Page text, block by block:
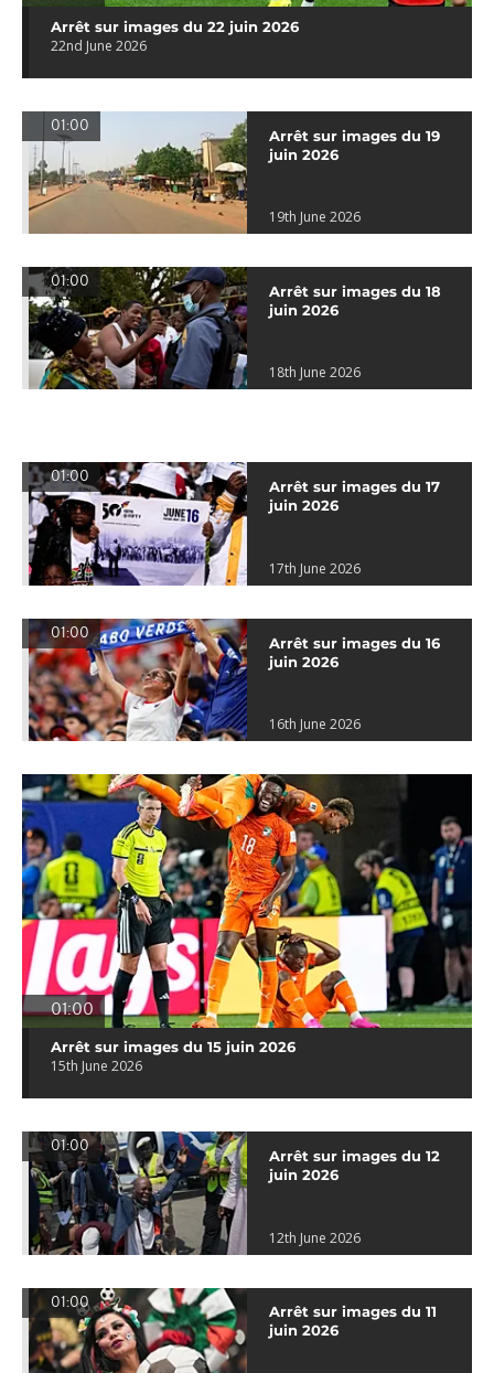
Arrêt sur images du 22 juin 2026
22nd June 2026
01:00
Arrêt sur images du 19
juin 2026
19th June 2026
01:00
Arrêt sur images du 18
juin 2026
18th June 2026
01:00
Arrêt sur images du 17
juin 2026
17th June 2026
01:00
Arrêt sur images du 16
juin 2026
16th June 2026
01:00
Arrêt sur images du 15 juin 2026
15th June 2026
01:00
Arrêt sur images du 12
juin 2026
12th June 2026
01:00
Arrêt sur images du 11
juin 2026